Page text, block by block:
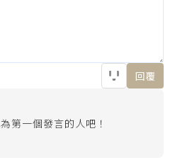
回覆
第一個發言的人吧！